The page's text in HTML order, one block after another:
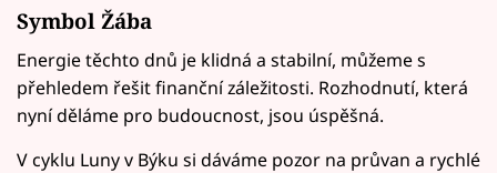
Symbol Žába
Energie těchto dnů je klidná a stabilní, můžeme s
přehledem řešit finanční záležitosti. Rozhodnutí, která
nyní děláme pro budoucnost, jsou úspěšná.
V cyklu Luny v Býku si dáváme pozor na průvan a rychlé